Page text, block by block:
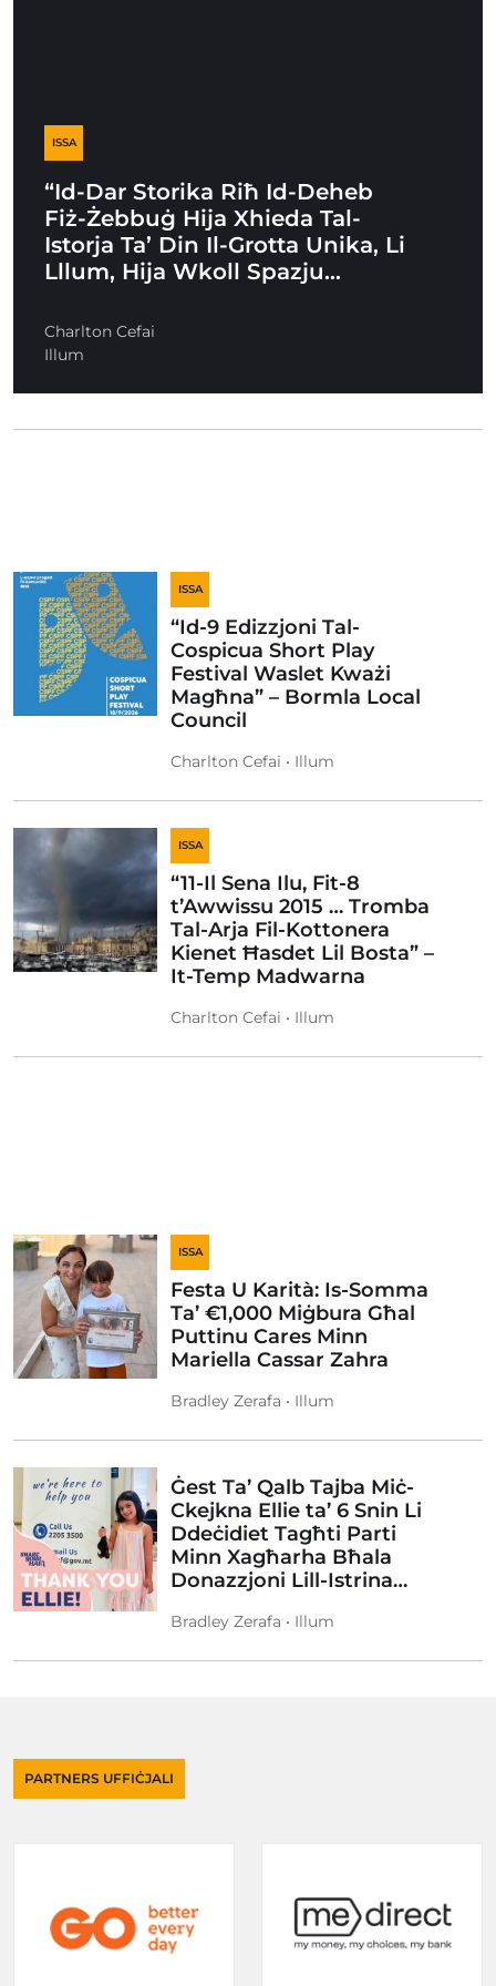
ISSA
“Id-Dar Storika Riħ Id-Deheb
Fiż-Żebbuġ Hija Xhieda Tal-
Istorja Ta’ Din Il-Grotta Unika, Li
Lllum, Hija Wkoll Spazju…
Charlton Cefai
Illum
ISSA
“Id-9 Edizzjoni Tal-
Cospicua Short Play
Festival Waslet Kważi
Magħna” – Bormla Local
Council
Charlton Cefai • Illum
ISSA
“11-Il Sena Ilu, Fit-8
t’Awwissu 2015 … Tromba
Tal-Arja Fil-Kottonera
Kienet Ħasdet Lil Bosta” –
It-Temp Madwarna
Charlton Cefai • Illum
ISSA
Festa U Karità: Is-Somma
Ta’ €1,000 Miġbura Għal
Puttinu Cares Minn
Mariella Cassar Zahra
Bradley Zerafa • Illum
Ġest Ta’ Qalb Tajba Miċ-
Ckejkna Ellie ta’ 6 Snin Li
Ddeċidiet Tagħti Parti
Minn Xagħarha Bħala
Donazzjoni Lill-Istrina…
Bradley Zerafa • Illum
PARTNERS UFFIĊJALI